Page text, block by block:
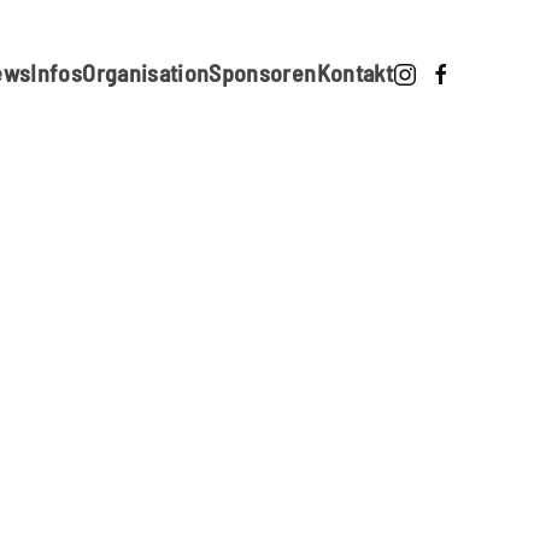
InfosOrganisationSponsorenKontakt